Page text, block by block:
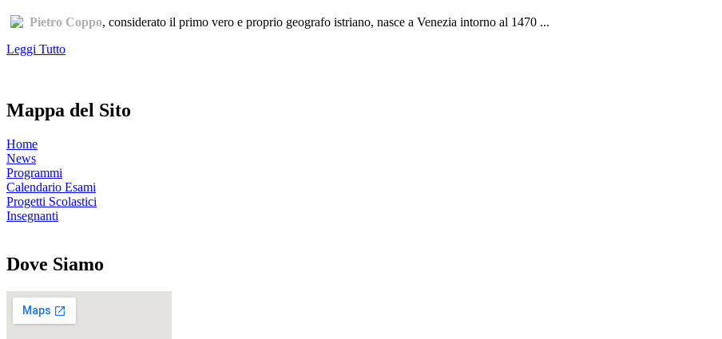
Pietro Coppo, considerato il primo vero e proprio geografo istriano, nasce a Venezia intorno al 1470 ...
Leggi Tutto
Mappa del Sito
Home
News
Programmi
Calendario Esami
Progetti Scolastici
Insegnanti
Dove Siamo